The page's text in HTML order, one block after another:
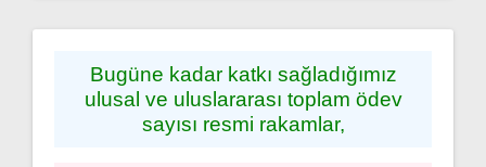
Bugüne kadar katkı sağladığımız
ulusal ve uluslararası toplam ödev
sayısı resmi rakamlar,